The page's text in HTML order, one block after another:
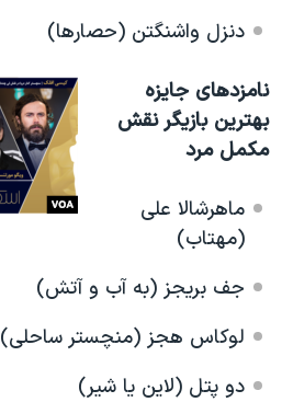
دنزل واشنگتن (حصارها)
نامزدهای جایزه
بهترین بازیگر نقش
مکمل مرد
ماهرشالا علی
(مهتاب)
جف بریجز (به آب و آتش)
لوکاس هجز (منچستر ساحلی)
دو پتل (لاین یا شیر)